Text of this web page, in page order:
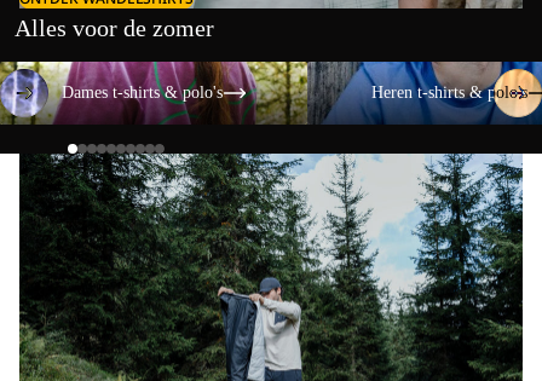
Alles voor de zomer
Dames t-shirts & polo's
Dames t-shirts & polo's
Heren t-shirts & polo's
Heren t-shirts & polo's